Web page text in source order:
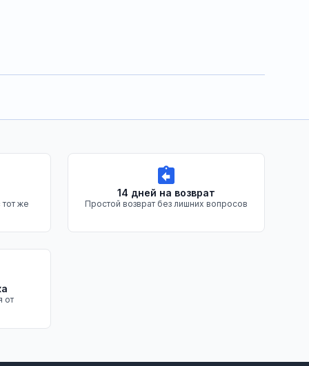
же
14 дней на возврат
Простой возврат без лишних вопросов
от